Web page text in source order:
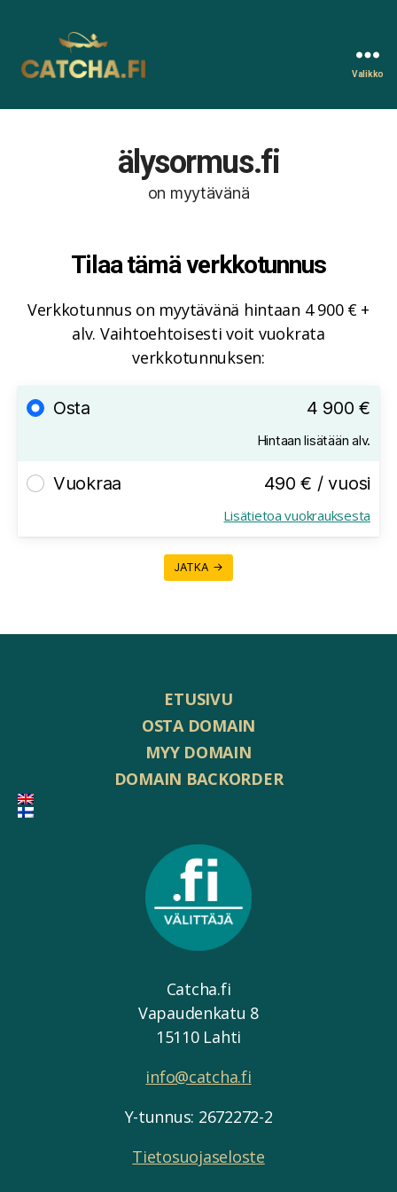
Valikko
älysormus.fi
on myytävänä
Tilaa tämä verkkotunnus
Verkkotunnus on myytävänä hintaan 4 900 € +
alv. Vaihtoehtoisesti voit vuokrata
verkkotunnuksen:
Osta 4 900 €
Hintaan lisätään alv.
Vuokraa 490 € / vuosi
Lisätietoa vuokrauksesta
JATKA →
ETUSIVU
OSTA DOMAIN
MYY DOMAIN
DOMAIN BACKORDER
Catcha.fi
Vapaudenkatu 8
15110 Lahti
info@catcha.fi
Y-tunnus: 2672272-2
Tietosuojaseloste